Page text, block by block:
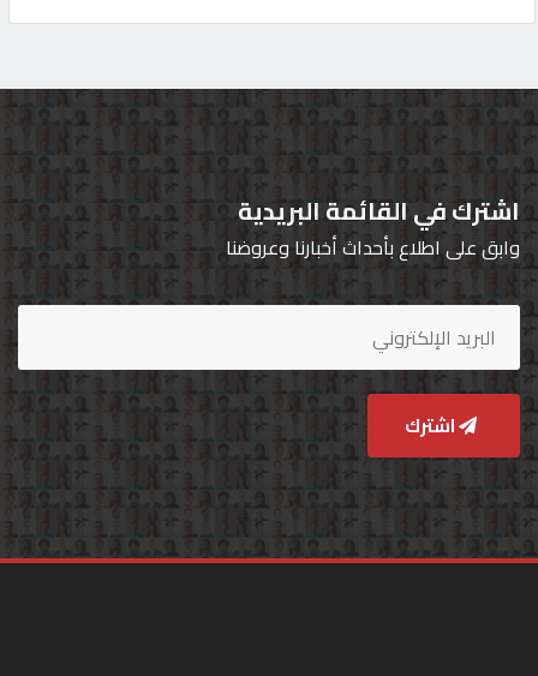
اشترك في القائمة البريدية
وابق على اطلاع بأحداث أخبارنا وعروضنا
اشترك